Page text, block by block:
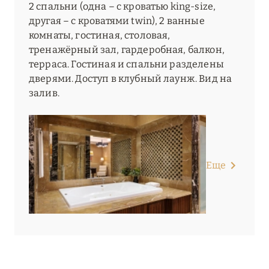
2 спальни (одна – с кроватью king-size,
другая – с кроватями twin), 2 ванные
комнаты, гостиная, столовая,
тренажёрный зал, гардеробная, балкон,
терраса. Гостиная и спальни разделены
дверями. Доступ в клубный лаунж. Вид на
залив.
Еще